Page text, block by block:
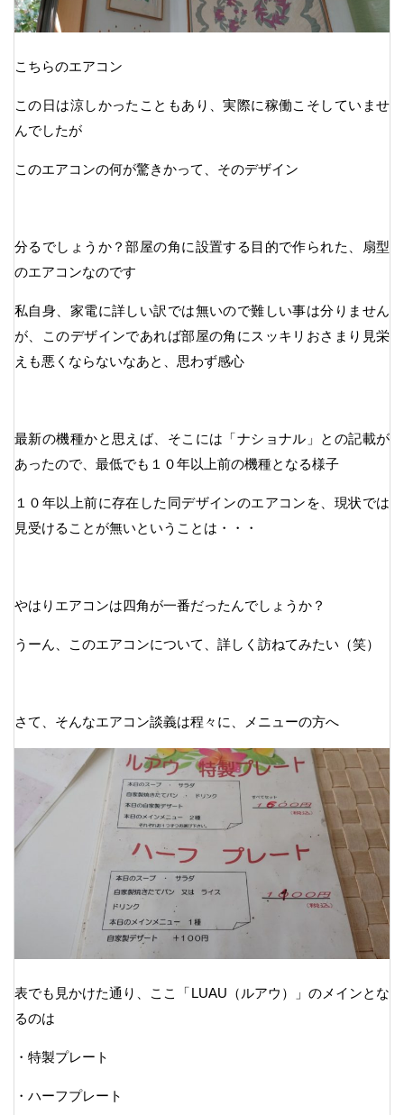
こちらのエアコン
この日は涼しかったこともあり、実際に稼働こそしていませ
んでしたが
このエアコンの何が驚きかって、そのデザイン
分るでしょうか？部屋の角に設置する目的で作られた、扇型
のエアコンなのです
私自身、家電に詳しい訳では無いので難しい事は分りません
が、このデザインであれば部屋の角にスッキリおさまり見栄
えも悪くならないなあと、思わず感心
最新の機種かと思えば、そこには「ナショナル」との記載が
あったので、最低でも１０年以上前の機種となる様子
１０年以上前に存在した同デザインのエアコンを、現状では
見受けることが無いということは・・・
やはりエアコンは四角が一番だったんでしょうか？
うーん、このエアコンについて、詳しく訪ねてみたい（笑）
さて、そんなエアコン談義は程々に、メニューの方へ
表でも見かけた通り、ここ「LUAU（ルアウ）」のメインとな
るのは
・特製プレート
・ハーフプレート